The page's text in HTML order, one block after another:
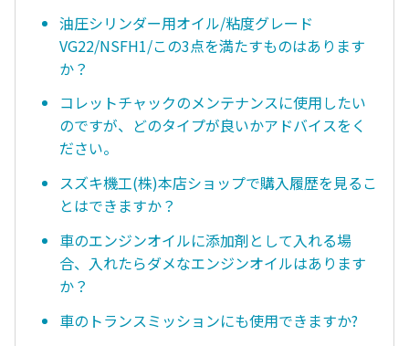
油圧シリンダー用オイル/粘度グレード
VG22/NSFH1/この3点を満たすものはあります
か？
コレットチャックのメンテナンスに使用したい
のですが、どのタイプが良いかアドバイスをく
ださい。
スズキ機工(株)本店ショップで購入履歴を見るこ
とはできますか？
車のエンジンオイルに添加剤として入れる場
合、入れたらダメなエンジンオイルはあります
か？
車のトランスミッションにも使用できますか?